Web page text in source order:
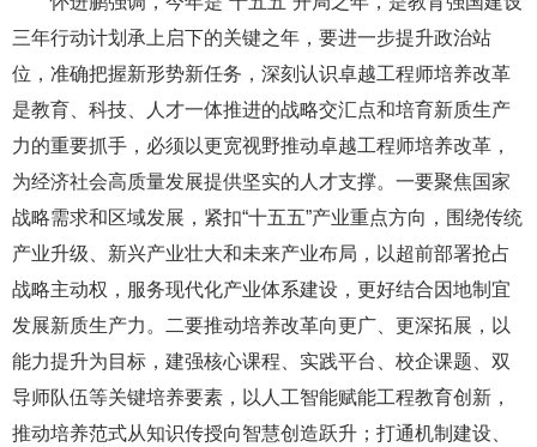
三年行动计划承上启下的关键之年，要进一步提升政治站
位，准确把握新形势新任务，深刻认识卓越工程师培养改革
是教育、科技、人才一体推进的战略交汇点和培育新质生产
力的重要抓手，必须以更宽视野推动卓越工程师培养改革，
为经济社会高质量发展提供坚实的人才支撑。一要聚焦国家
战略需求和区域发展，紧扣“十五五”产业重点方向，围绕传统
产业升级、新兴产业壮大和未来产业布局，以超前部署抢占
战略主动权，服务现代化产业体系建设，更好结合因地制宜
发展新质生产力。二要推动培养改革向更广、更深拓展，以
能力提升为目标，建强核心课程、实践平台、校企课题、双
导师队伍等关键培养要素，以人工智能赋能工程教育创新，
推动培养范式从知识传授向智慧创造跃升；打通机制建设、